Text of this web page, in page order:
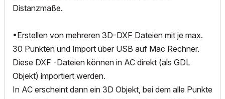
Distanzmaße.
•Erstellen von mehreren 3D-DXF Dateien mit je max.
30 Punkten und Import über USB auf Mac Rechner.
Diese DXF -Dateien können in AC direkt (als GDL
Objekt) importiert werden.
In AC erscheint dann ein 3D Objekt, bei dem alle Punkte